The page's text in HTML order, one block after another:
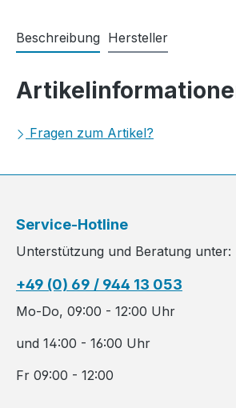
Beschreibung Hersteller
Fragen zum Artikel?
Service-Hotline
Unterstützung und Beratung unter:
+49 (0) 69 / 944 13 053
Mo-Do, 09:00 - 12:00 Uhr
und 14:00 - 16:00 Uhr
Fr 09:00 - 12:00